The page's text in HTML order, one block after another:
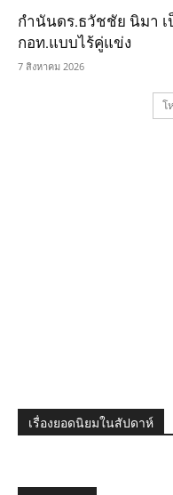
กำนันดร.ธวัชชัย นิมา
กอท.แบบไร้คู่แข่ง
7 สิงหาคม 2026
โ
เรื่องยอดนิยมในสัปดาห์